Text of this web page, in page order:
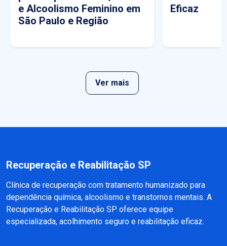
e Alcoolismo Feminino em
São Paulo e Região
Eficaz
Ver mais
Recuperação e Reabilitação SP
Clínica de recuperação com tratamento humanizado para
dependência química, alcoolismo e transtornos mentais. A
Recuperação e Reabilitação SP oferece equipe
especializada, acolhimento seguro e reabilitação eficaz.